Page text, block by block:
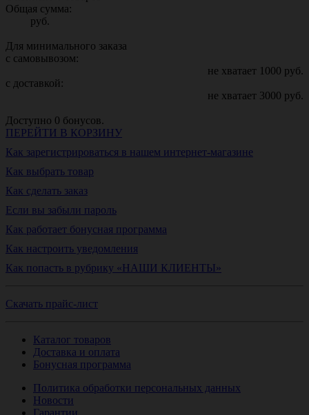
Общая сумма:
руб.
Для минимального заказа
с самовывозом:
не хватает 1000 руб.
с доставкой:
не хватает 3000 руб.
Доступно 0 бонусов.
ПЕРЕЙТИ В КОРЗИНУ
Как зарегистрироваться в нашем интернет-магазине
Как выбрать товар
Как сделать заказ
Если вы забыли пароль
Как работает бонусная программа
Как настроить уведомления
Как попасть в рубрику «НАШИ КЛИЕНТЫ»
Скачать прайс-лист
Каталог товаров
Доставка и оплата
Бонусная программа
Политика обработки персональных данных
Новости